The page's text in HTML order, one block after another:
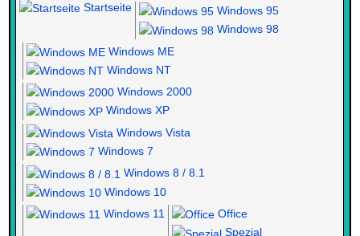
Startseite
Windows 95
Windows 98
Windows ME
Windows NT
Windows 2000
Windows XP
Windows Vista
Windows 7
Windows 8 / 8.1
Windows 10
Windows 11
Office
Spezial